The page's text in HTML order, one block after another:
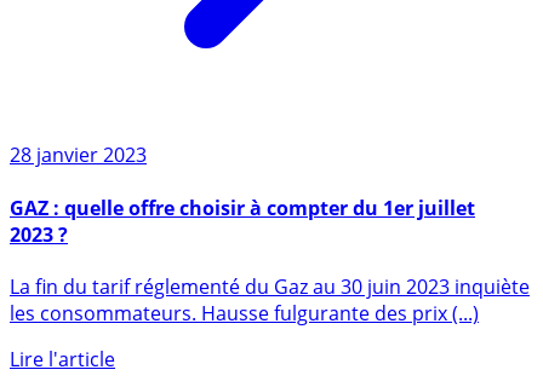
28 janvier 2023
2023 ?
les consommateurs. Hausse fulgurante des prix (...)